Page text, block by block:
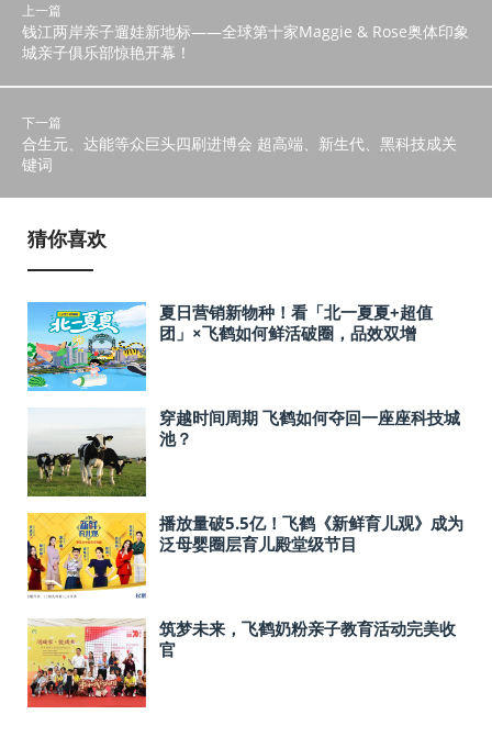
上一篇
钱江两岸亲子遛娃新地标——全球第十家Maggie & Rose奥体印象
城亲子俱乐部惊艳开幕！
下一篇
合生元、达能等众巨头四刷进博会 超高端、新生代、黑科技成关
键词
猜你喜欢
夏日营销新物种！看「北一夏夏+超值
团」×飞鹤如何鲜活破圈，品效双增
穿越时间周期 飞鹤如何夺回一座座科技城
池？
播放量破5.5亿！飞鹤《新鲜育儿观》成为
泛母婴圈层育儿殿堂级节目
筑梦未来，飞鹤奶粉亲子教育活动完美收
官